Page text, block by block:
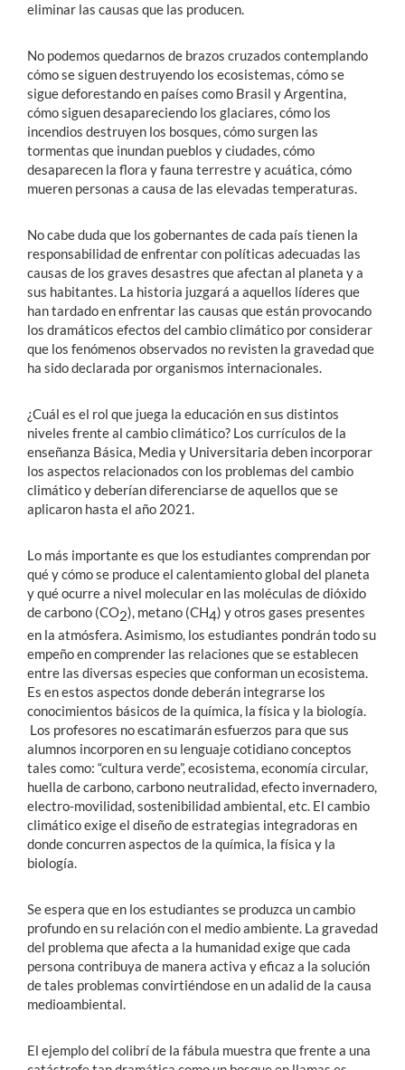
eliminar las causas que las producen.
No podemos quedarnos de brazos cruzados contemplando
cómo se siguen destruyendo los ecosistemas, cómo se
sigue deforestando en países como Brasil y Argentina,
cómo siguen desapareciendo los glaciares, cómo los
incendios destruyen los bosques, cómo surgen las
tormentas que inundan pueblos y ciudades, cómo
desaparecen la flora y fauna terrestre y acuática, cómo
mueren personas a causa de las elevadas temperaturas.
No cabe duda que los gobernantes de cada país tienen la
responsabilidad de enfrentar con políticas adecuadas las
causas de los graves desastres que afectan al planeta y a
sus habitantes. La historia juzgará a aquellos líderes que
han tardado en enfrentar las causas que están provocando
los dramáticos efectos del cambio climático por considerar
que los fenómenos observados no revisten la gravedad que
ha sido declarada por organismos internacionales.
¿Cuál es el rol que juega la educación en sus distintos
niveles frente al cambio climático? Los currículos de la
enseñanza Básica, Media y Universitaria deben incorporar
los aspectos relacionados con los problemas del cambio
climático y deberían diferenciarse de aquellos que se
aplicaron hasta el año 2021.
Lo más importante es que los estudiantes comprendan por
qué y cómo se produce el calentamiento global del planeta
y qué ocurre a nivel molecular en las moléculas de dióxido
de carbono (CO2), metano (CH4) y otros gases presentes
en la atmósfera. Asimismo, los estudiantes pondrán todo su
empeño en comprender las relaciones que se establecen
entre las diversas especies que conforman un ecosistema.
Es en estos aspectos donde deberán integrarse los
conocimientos básicos de la química, la física y la biología.
Los profesores no escatimarán esfuerzos para que sus
alumnos incorporen en su lenguaje cotidiano conceptos
tales como: “cultura verde”, ecosistema, economía circular,
huella de carbono, carbono neutralidad, efecto invernadero,
electro-movilidad, sostenibilidad ambiental, etc. El cambio
climático exige el diseño de estrategias integradoras en
donde concurren aspectos de la química, la física y la
biología.
Se espera que en los estudiantes se produzca un cambio
profundo en su relación con el medio ambiente. La gravedad
del problema que afecta a la humanidad exige que cada
persona contribuya de manera activa y eficaz a la solución
de tales problemas convirtiéndose en un adalid de la causa
medioambiental.
El ejemplo del colibrí de la fábula muestra que frente a una